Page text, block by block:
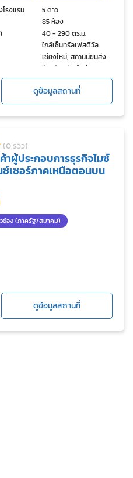
รงแรม
5 ดาว
85 ห้อง
40 - 290 ตร.ม.
ใกล้เซ็นทรัลเฟสติวัล
เชียงใหม่, สถานนีขนส่ง
จังหวัดเชียงใหม่,
มหาวิทยาลัยพายัพ
ดูข้อมูลสถานที่
(0 รีวิว)
าผู้ประกอบการธุรกิจไมซ์
ซ์เซอร์ภาคเหนือตอนบน
ข้อง (ภาครัฐ/สมาคม)
ดูข้อมูลสถานที่